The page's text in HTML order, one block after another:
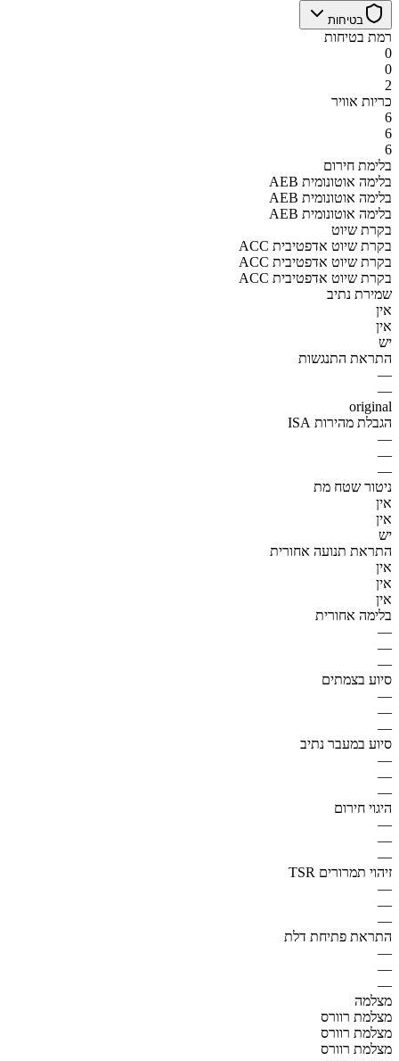
בטיחות
רמת בטיחות
0
0
2
כריות אוויר
6
6
6
בלימת חירום
AEB בלימה אוטונומית
AEB בלימה אוטונומית
AEB בלימה אוטונומית
בקרת שיוט
ACC בקרת שיוט אדפטיבית
ACC בקרת שיוט אדפטיבית
ACC בקרת שיוט אדפטיבית
שמירת נתיב
אין
אין
יש
התראת התנגשות
—
—
original
הגבלת מהירות ISA
—
—
—
ניטור שטח מת
אין
אין
יש
התראת תנועה אחורית
אין
אין
אין
בלימה אחורית
—
—
—
סיוע בצמתים
—
—
—
סיוע במעבר נתיב
—
—
—
היגוי חירום
—
—
—
זיהוי תמרורים TSR
—
—
—
התראת פתיחת דלת
—
—
—
מצלמה
מצלמת רוורס
מצלמת רוורס
מצלמת רוורס